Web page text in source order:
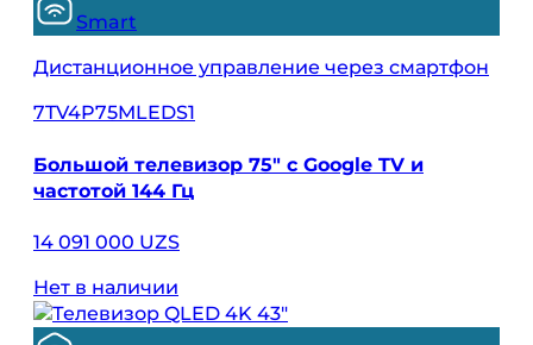
Smart
Дистанционное управление через смартфон
7TV4P75MLEDS1
Большой телевизор 75″ с Google TV и
частотой 144 Гц
14 091 000 UZS
Нет в наличии